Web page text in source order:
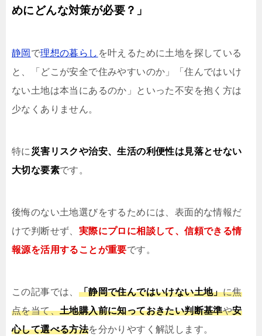
めにどんな対策が必要？」
静岡 で理想の暮らし を叶えるために土地を探している
と、「どこが安全で住みやすいのか」「住んではいけ
ない土地は本当にあるのか」といった不安を抱く方は
少なくありません。
特に 災害リスクや治安、生活の利便性は見落とせない
大切な要素です。
後悔のない土地選びをするためには、表面的な情報だ
けで判断せず、 実際にプロに相談して、信頼できる情
報源を活用することが重要です。
この記事では、 「静岡で住んではいけない土地」に焦
点を当て、土地購入前に知っておきたい判断基準や安
心して選べる方法を分かりやすく解説します。